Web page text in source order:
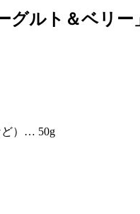
グルト＆ベリー
ど）… 50g